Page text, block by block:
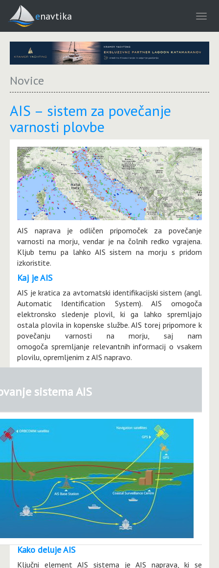
enavtika
Novice
AIS – sistem za povečanje
varnosti plovbe
AIS naprava je odličen pripomoček za povečanje
varnosti na morju, vendar je na čolnih redko vgrajena.
Kljub temu pa lahko AIS sistem na morju s pridom
izkoristite.
Kaj je AIS
AIS je kratica za avtomatski identifikacijski sistem (angl.
Automatic Identification System). AIS omogoča
elektronsko sledenje plovil, ki ga lahko spremljajo
ostala plovila in kopenske službe. AIS torej pripomore k
povečanju varnosti na morju, saj nam
omogoča spremljanje relevantnih informacij o vsakem
plovilu, opremljenim z AIS napravo.
sistema AIS
Kako deluje AIS
Ključni element AIS sistema je AIS naprava, ki se